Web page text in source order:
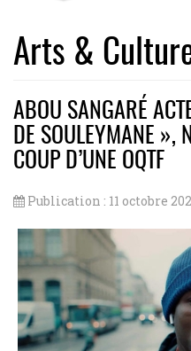
Arts &
ABOU SANGARÉ
DE SOULEYMANE »,
COUP D’UNE OQTF
Publication : 11 octobre